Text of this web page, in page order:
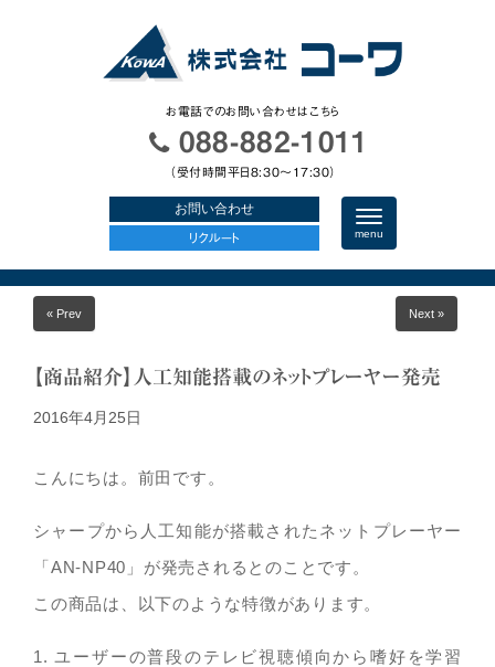
お電話でのお問い合わせはこちら
088-882-1011
（受付時間平日8:30〜17:30）
お問い合わせ
リクルート
N
a
v
i
g
n
menu
« Prev Next »
【商品紹介】人工知能搭載のネットプレーヤー発売
2016年4月25日
こんにちは。前田です。
シャープから人工知能が搭載されたネットプレーヤー
「AN-NP40」が発売されるとのことです。
この商品は、以下のような特徴があります。
1. ユーザーの普段のテレビ視聴傾向から嗜好を学習